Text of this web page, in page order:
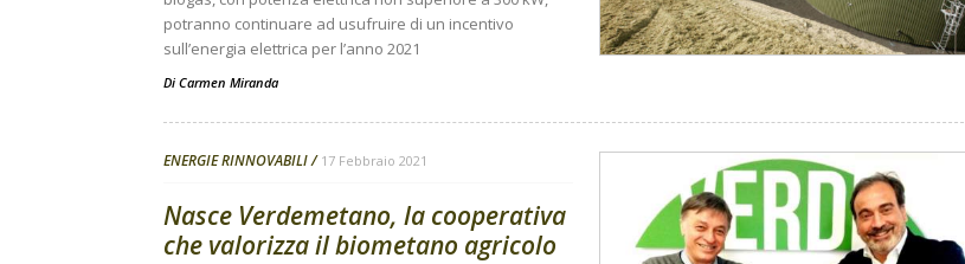
potranno continuare ad usufruire di un incentivo
sull’energia elettrica per l’anno 2021
Di Carmen Miranda
ENERGIE RINNOVABILI 17 Febbraio 2021
Nasce Verdemetano, la cooperativa
che valorizza il biometano agricolo